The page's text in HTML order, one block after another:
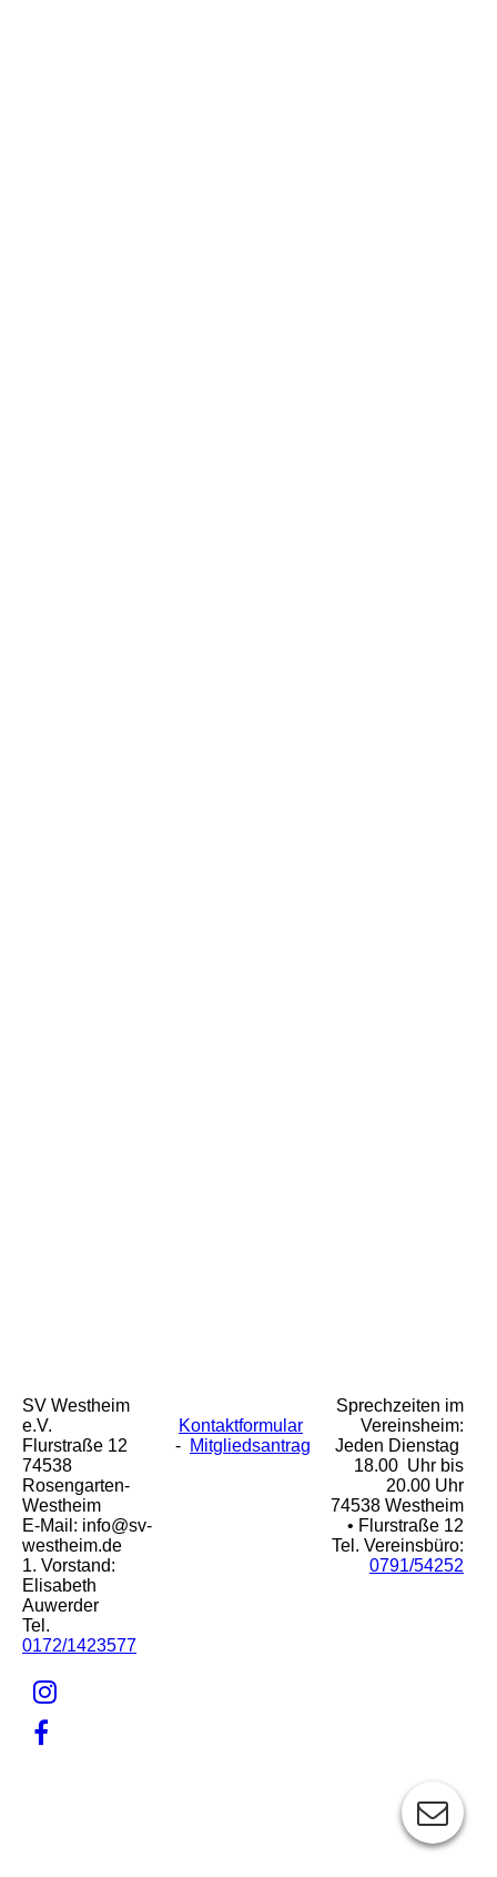
SV Westheim
e.V.
Flurstraße 12
74538
Rosengarten-
Westheim
E-Mail: info@sv-
westheim.de
1. Vorstand:
Elisabeth
Auwerder
Tel.
0172/1423577
Kontaktformular
- Mitgliedsantrag
Sprechzeiten im
Vereinsheim:
Jeden Dienstag
18.00 Uhr bis
20.00 Uhr
74538 Westheim
• Flurstraße 12
Tel. Vereinsbüro:
0791/54252